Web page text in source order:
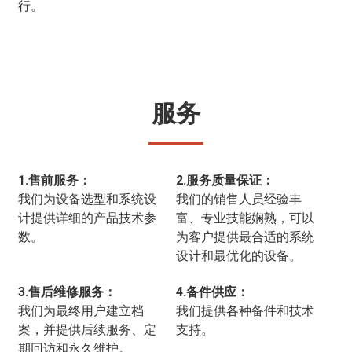
行。
服务
1.售前服务：
我们为设备选型和系统设
计提供详细的产品技术参
数。
2.服务质量保证：
我们的销售人员经验丰
富、专业技能娴熟，可以
为客户提供最合适的系统
设计和最优化的设备。
3.售后维修服务：
我们为最终用户建立档
案，并提供后续服务、定
期回访和永久维护。
4.备件供应：
我们提供各种备件和技术
支持。